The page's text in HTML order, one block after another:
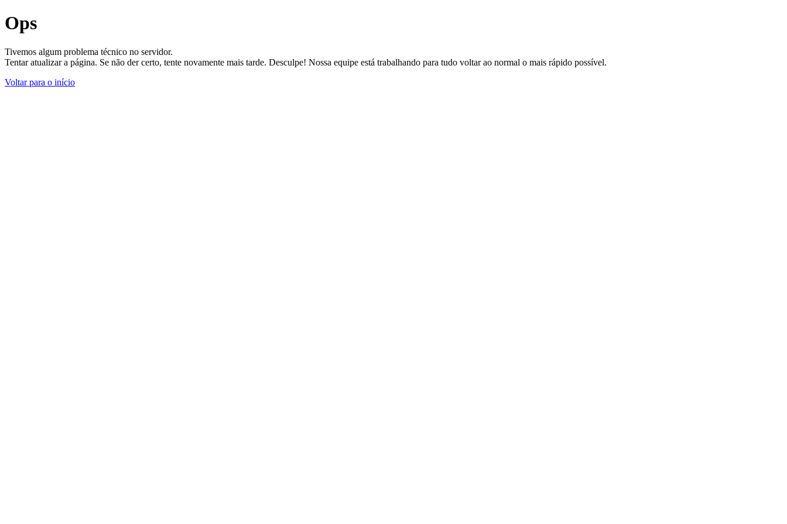
Ops
Tivemos algum problema técnico no servidor.
Tentar atualizar a página. Se não der certo, tente novamente mais tarde. Desculpe! Nossa equipe está trabalhando para tudo voltar ao normal o mais rápido possível.
Voltar para o início